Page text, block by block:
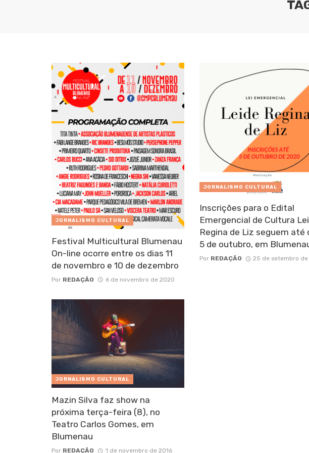
JORNALISMO CULTURAL
Festival Multicultural Blumenau
On-line ocorre entre os dias 11
de novembro e 10 de dezembro
Por REDAÇÃO 6 de novembro de 2020
JORNALISMO CULTURAL
Inscrições para o Edital
Emergencial de Cultura
Regina de Liz seguem até
5 de outubro, em
Por REDAÇÃO 25 de setembro
JORNALISMO CULTURAL
Mazin Silva faz show na
próxima terça-feira (8), no
Teatro Carlos Gomes, em
Blumenau
Por REDAÇÃO 1 de novembro de 2016